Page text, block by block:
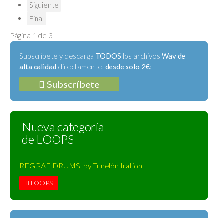
Siguiente
Final
Página 1 de 3
Subscríbete y descarga TODOS los archivos Wav de
alta calidad directamente, desde solo 2€:
Subscríbete
Nueva categoría
de LOOPS
REGGAE DRUMS by Tunelón Iration
LOOPS